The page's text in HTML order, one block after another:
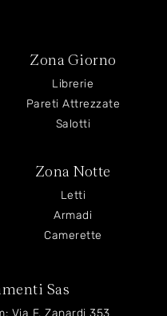
Zona Giorno
Librerie
Pareti Attrezzate
Salotti
Zona Notte
Letti
Armadi
Camerette
Sas